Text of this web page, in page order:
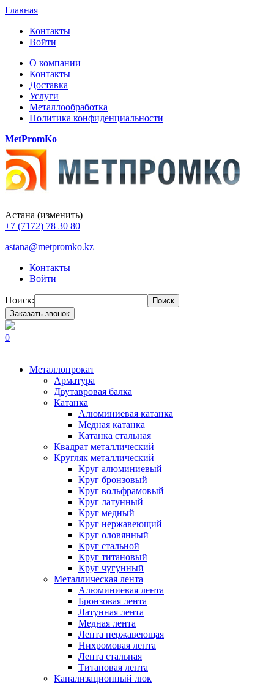
Главная
Контакты
Войти
О компании
Контакты
Доставка
Услуги
Металлообработка
Политика конфиденциальности
MetPromKo
Астана (изменить)
+7 (7172) 78 30 80
astana@metpromko.kz
Контакты
Войти
Поиск:
Поиск
Заказать звонок
0
Металлопрокат
Арматура
Двутавровая балка
Катанка
Алюминиевая катанка
Медная катанка
Катанка стальная
Квадрат металлический
Кругляк металлический
Круг алюминиевый
Круг бронзовый
Круг вольфрамовый
Круг латунный
Круг медный
Круг нержавеющий
Круг оловянный
Круг стальной
Круг титановый
Круг чугунный
Металлическая лента
Алюминиевая лента
Бронзовая лента
Латунная лента
Медная лента
Лента нержавеющая
Нихромовая лента
Лента стальная
Титановая лента
Канализационный люк